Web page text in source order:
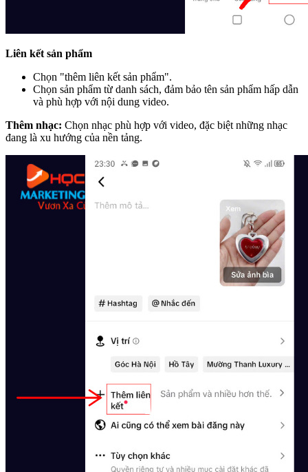
Liên kết sản phẩm
Chọn "thêm liên kết sản phẩm".
Chọn sản phẩm từ danh sách, đảm bảo tên sản phẩm hấp dẫn
và phù hợp với nội dung video.
Thêm nhạc: Chọn nhạc phù hợp với video, đặc biệt những nhạc
đang là xu hướng của nền tảng.